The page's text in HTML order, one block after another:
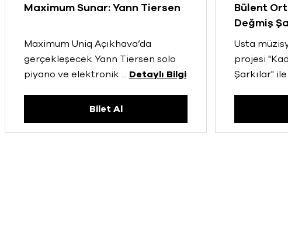
Maximum Sunar: Yann Tiersen
Maximum Uniq Açıkhava’da
gerçekleşecek Yann Tiersen solo
piyano ve elektronik ... Detaylı Bilgi
Bilet Al
Bülent
Değmiş
Usta
projesi
Şarkılar" ile